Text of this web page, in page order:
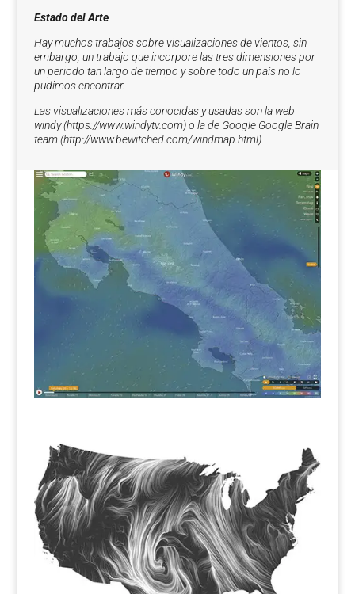
Estado del Arte
Hay muchos trabajos sobre visualizaciones de vientos, sin
embargo, un trabajo que incorpore las tres dimensiones por
un periodo tan largo de tiempo y sobre todo un país no lo
pudimos encontrar.
Las visualizaciones más conocidas y usadas son la web
windy (https://www.windytv.com) o la de Google Google Brain
team (http://www.bewitched.com/windmap.html)